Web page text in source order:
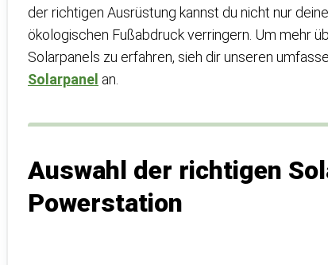
der richtigen Ausrüstung kannst du nicht nur
ökologischen Fußabdruck verringern. Um mehr
Solarpanels zu erfahren, sieh dir unseren
Solarpanel an.
Auswahl der richtigen
Powerstation